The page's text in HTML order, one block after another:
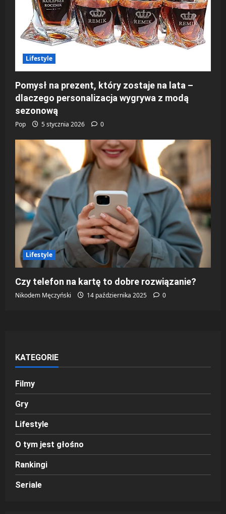
Lifestyle
Pomysł na prezent, który zostaje na lata –
dlaczego personalizacja wygrywa z modą
sezonową
Pop 5 stycznia 2026 0
Lifestyle
Czy telefon na kartę to dobre rozwiązanie?
Nikodem Męczyński 14 października 2025 0
KATEGORIE
Filmy
Gry
Lifestyle
O tym jest głośno
Rankingi
Seriale